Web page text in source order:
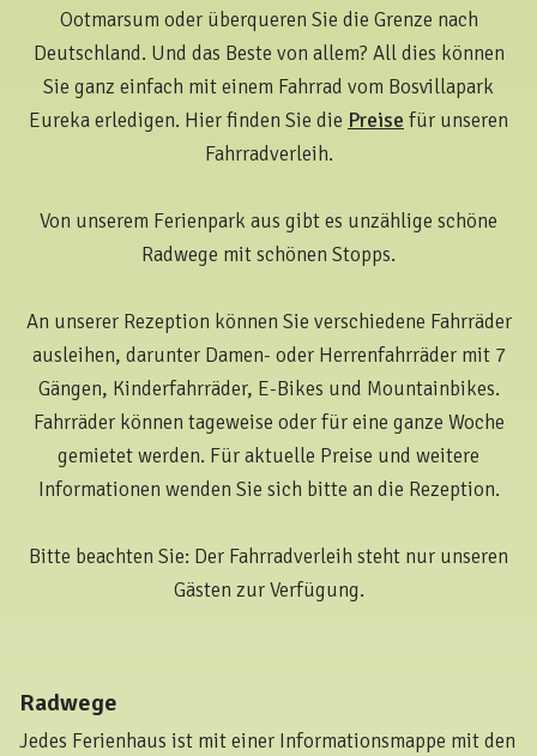
Ootmarsum oder überqueren Sie die Grenze nach
Deutschland. Und das Beste von allem? All dies können
Sie ganz einfach mit einem Fahrrad vom Bosvillapark
Eureka erledigen. Hier finden Sie die Preise für unseren
Fahrradverleih.
Von unserem Ferienpark aus gibt es unzählige schöne
Radwege mit schönen Stopps.
An unserer Rezeption können Sie verschiedene Fahrräder
ausleihen, darunter Damen- oder Herrenfahrräder mit 7
Gängen, Kinderfahrräder, E-Bikes und Mountainbikes.
Fahrräder können tageweise oder für eine ganze Woche
gemietet werden. Für aktuelle Preise und weitere
Informationen wenden Sie sich bitte an die Rezeption.
Bitte beachten Sie: Der Fahrradverleih steht nur unseren
Gästen zur Verfügung.
Radwege
Jedes Ferienhaus ist mit einer Informationsmappe mit den